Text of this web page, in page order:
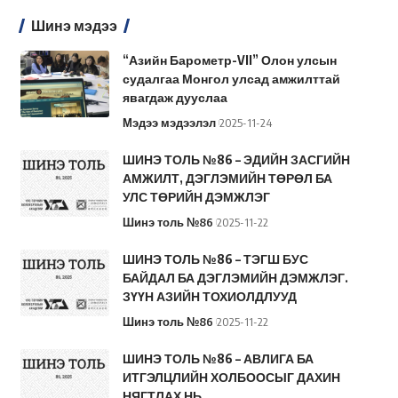
Шинэ мэдээ
“Азийн Барометр-VII” Олон улсын
судалгаа Монгол улсад амжилттай
явагдаж дууслаа
Мэдээ мэдээлэл 2025-11-24
ШИНЭ ТОЛЬ №86 – ЭДИЙН ЗАСГИЙН
АМЖИЛТ, ДЭГЛЭМИЙН ТӨРӨЛ БА
УЛС ТӨРИЙН ДЭМЖЛЭГ
Шинэ толь №86 2025-11-22
ШИНЭ ТОЛЬ №86 – ТЭГШ БУС
БАЙДАЛ БА ДЭГЛЭМИЙН ДЭМЖЛЭГ.
ЗҮҮН АЗИЙН ТОХИОЛДЛУУД
Шинэ толь №86 2025-11-22
ШИНЭ ТОЛЬ №86 – АВЛИГА БА
ИТГЭЛЦЛИЙН ХОЛБООСЫГ ДАХИН